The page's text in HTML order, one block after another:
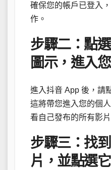
確保您的帳戶已登入
作。
步驟二：點
圖示，進入
進入抖音 App 後，請
這將帶您進入您的個
看自己發布的所有影片
步驟三：找
片，並點選